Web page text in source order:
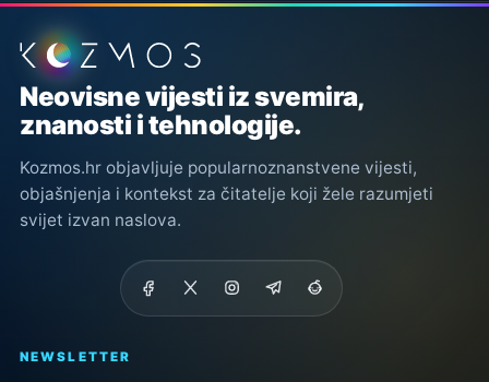
Podnožje stranice
Neovisne vijesti iz svemira,
znanosti i tehnologije.
Kozmos.hr objavljuje popularnoznanstvene vijesti,
objašnjenja i kontekst za čitatelje koji žele razumjeti
svijet izvan naslova.
NEWSLETTER